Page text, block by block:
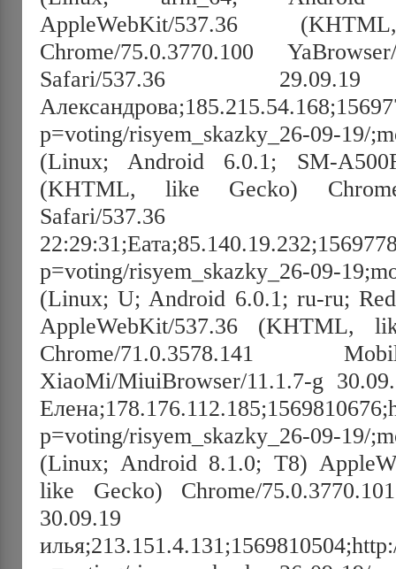
AppleWebKit/537.36
Chrome/75.0.3770.100
Safari/537.36 29.09.19
p=voting/risyem_skazky_26-09-19/
(Linux; Android 6.0.1; SM-
(KHTML, like Gecko)
Safari/537.36
p=voting/risyem_skazky_26-09-
(Linux; U; Android 6.0.1; ru-ru;
AppleWebKit/537.36 (KHTML,
Chrome/71.0.3578.141
XiaoMi/MiuiBrowser/11.1.7-g
p=voting/risyem_skazky_26-09-19/
(Linux; Android 8.1.0; T8)
like Gecko) Chrome/
30.09.19